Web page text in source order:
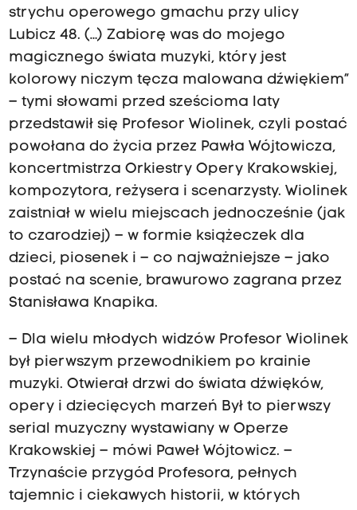
strychu operowego gmachu przy ulicy
Lubicz 48. (…) Zabiorę was do mojego
magicznego świata muzyki, który jest
kolorowy niczym tęcza malowana dźwiękiem”
– tymi słowami przed sześcioma laty
przedstawił się Profesor Wiolinek, czyli postać
powołana do życia przez Pawła Wójtowicza,
koncertmistrza Orkiestry Opery Krakowskiej,
kompozytora, reżysera i scenarzysty. Wiolinek
zaistniał w wielu miejscach jednocześnie (jak
to czarodziej) – w formie książeczek dla
dzieci, piosenek i – co najważniejsze – jako
postać na scenie, brawurowo zagrana przez
Stanisława Knapika.
– Dla wielu młodych widzów Profesor Wiolinek
był pierwszym przewodnikiem po krainie
muzyki. Otwierał drzwi do świata dźwięków,
opery i dziecięcych marzeń Był to pierwszy
serial muzyczny wystawiany w Operze
Krakowskiej – mówi Paweł Wójtowicz. –
Trzynaście przygód Profesora, pełnych
tajemnic i ciekawych historii, w których